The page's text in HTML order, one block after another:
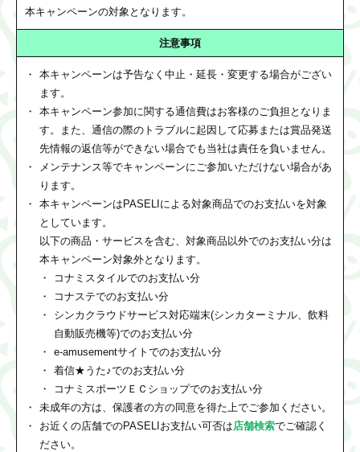
本キャンペーンの対象となります。
注意事項
本キャンペーンは予告なく中止・延長・変更する場合がござい
ます。
本キャンペーン参加に関する通信費はお客様のご負担となりま
す。また、通信の際のトラブルに起因して応募または賞品発送
先情報の返信等ができない場合でも当社は責任を負いません。
メンテナンス等でキャンペーンにご参加いただけない場合があ
ります。
本キャンペーンはPASELIによる対象商品でのお支払いを対象
としています。
以下の商品・サービスを含む、対象商品以外でのお支払い分は
本キャンペーン対象外となります。
コナミスタイルでのお支払い分
コナステでのお支払い分
シンカクラウドサービス対応端末(シンカターミナル、飲料
自動販売機等)でのお支払い分
e-amusementサイトでのお支払い分
着信★うた♪でのお支払い分
コナミスポーツＥＣショップでのお支払い分
未成年の方は、保護者の方の同意を得た上でご参加ください。
お近くの店舗でのPASELIお支払い可否は 店舗検索でご確認く
ださい。